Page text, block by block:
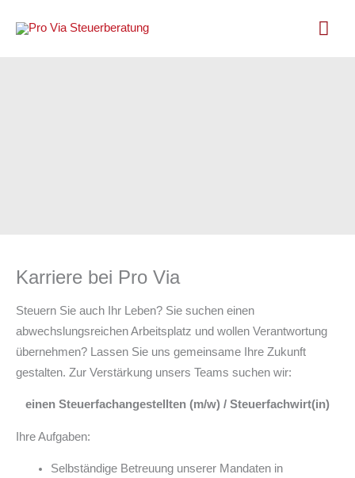
Inhalt
Karriere bei Pro Via
Steuern Sie auch Ihr Leben? Sie suchen einen
abwechslungsreichen Arbeitsplatz und wollen Verantwortung
übernehmen? Lassen Sie uns gemeinsame Ihre Zukunft
gestalten. Zur Verstärkung unsers Teams suchen wir:
einen Steuerfachangestellten (m/w) / Steuerfachwirt(in)
Ihre Aufgaben:
Selbständige Betreuung unserer Mandaten in